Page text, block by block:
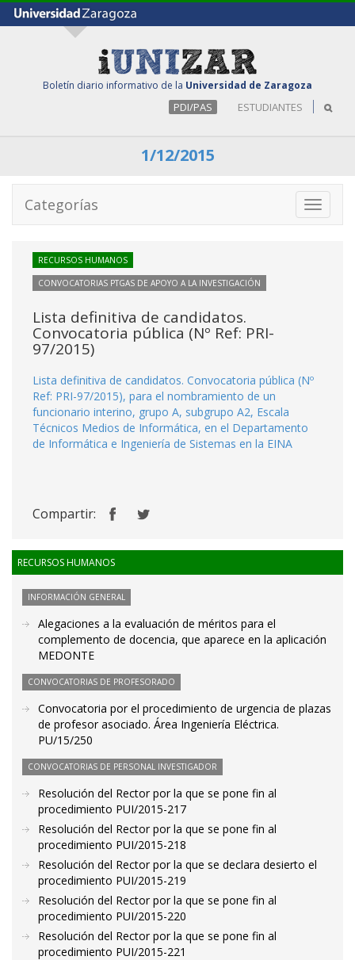
Boletín diario informativo de la Universidad de Zaragoza
PDI/PAS ESTUDIANTES
1/12/2015
Toggle
Categorías
RECURSOS HUMANOS
CONVOCATORIAS PTGAS DE APOYO A LA INVESTIGACIÓN
Lista definitiva de candidatos.
Convocatoria pública (Nº Ref: PRI-
97/2015)
Lista definitiva de candidatos. Convocatoria pública (Nº
Ref: PRI-97/2015), para el nombramiento de un
funcionario interino, grupo A, subgrupo A2, Escala
Técnicos Medios de Informática, en el Departamento
de Informática e Ingeniería de Sistemas en la EINA
Compartir:
RECURSOS HUMANOS
INFORMACIÓN GENERAL
Alegaciones a la evaluación de méritos para el
complemento de docencia, que aparece en la aplicación
MEDONTE
CONVOCATORIAS DE PROFESORADO
Convocatoria por el procedimiento de urgencia de plazas
de profesor asociado. Área Ingeniería Eléctrica.
PU/15/250
CONVOCATORIAS DE PERSONAL INVESTIGADOR
Resolución del Rector por la que se pone fin al
procedimiento PUI/2015-217
Resolución del Rector por la que se pone fin al
procedimiento PUI/2015-218
Resolución del Rector por la que se declara desierto el
procedimiento PUI/2015-219
Resolución del Rector por la que se pone fin al
procedimiento PUI/2015-220
Resolución del Rector por la que se pone fin al
procedimiento PUI/2015-221